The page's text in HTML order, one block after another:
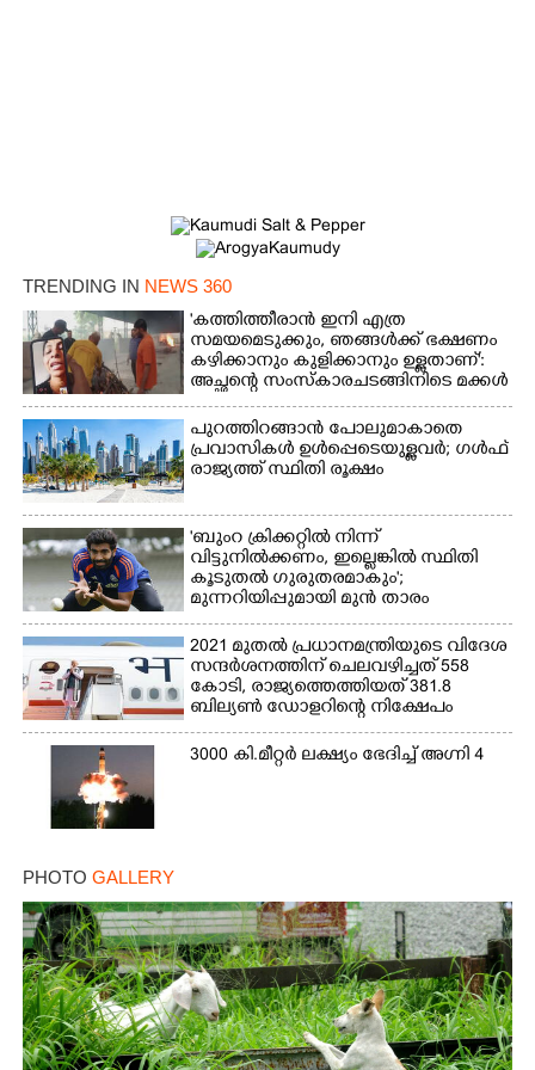
TRENDING IN NEWS 360
'കത്തിത്തീരാൻ ഇനി എത്ര
സമയമെടുക്കും, ഞങ്ങൾക്ക് ഭക്ഷണം
കഴിക്കാനും കുളിക്കാനും ഉള്ളതാണ്':
അച്ഛന്റെ സംസ്കാരചടങ്ങിനിടെ മക്കൾ
പുറത്തിറങ്ങാൻ പോലുമാകാതെ
പ്രവാസികൾ ഉൾപ്പെടെയുള്ളവർ; ഗൾഫ്
രാജ്യത്ത് സ്ഥിതി രൂക്ഷം
'ബുംറ ക്രിക്കറ്റിൽ നിന്ന്
വിട്ടുനിൽക്കണം, ഇല്ലെങ്കിൽ സ്ഥിതി
കൂടുതൽ ഗുരുതരമാകും';
മുന്നറിയിപ്പുമായി മുൻ താരം
2021 മുതൽ പ്രധാനമന്ത്രിയുടെ വിദേശ
സന്ദർശനത്തിന് ചെലവഴിച്ചത് 558
കോടി, രാജ്യത്തെത്തിയത് 381.8
ബില്യൺ ഡോളറിന്റെ നിക്ഷേപം
3000 കി.മീറ്റർ ലക്ഷ്യം ഭേദിച്ച് അഗ്നി 4
PHOTO GALLERY